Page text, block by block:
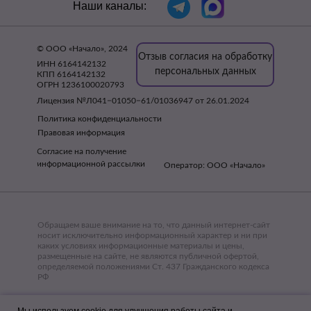
Отзыв согласия на обработку
персональных данных
Обращаем ваше внимание на то, что данный интернет-сайт
носит исключительно информационный характер и ни при
каких условиях информационные материалы и цены,
размещенные на сайте, не являются публичной офертой,
определяемой положениями Ст. 437 Гражданского кодекса
РФ
КОНСУЛЬТАЦИЯ СПЕЦИАЛИСТА
Политика конфиденциальности
Правовая информация
Согласие на получение
информационной рассылки
© ООО «Начало», 2024
Оператор: ООО «Начало»
ИНН 6164142132
КПП 6164142132
ОГРН 1236100020793
Лицензия №Л041−01050−61/01036947 от 26.01.2024
Наши каналы: